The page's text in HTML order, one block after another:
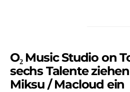
O₂ Music Studio on
sechs Talente
Miksu / Macloud ein